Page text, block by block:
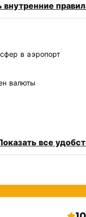
не вносить в зону
к тем, кто
с нами заранее.
внутренние
в аэропорт
валюты
все